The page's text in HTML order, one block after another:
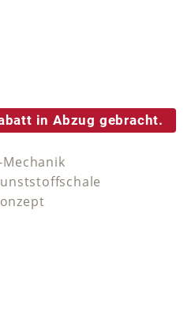
5 Sternen
in Abzug gebracht.